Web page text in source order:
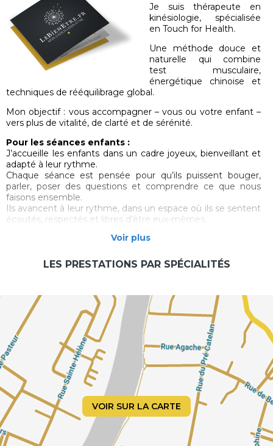
Je suis thérapeute en
kinésiologie, spécialisée
en Touch for Health.
Une méthode douce et
naturelle qui combine
test musculaire,
énergétique chinoise et
techniques de rééquilibrage global.
Mon objectif : vous accompagner – vous ou votre enfant –
vers plus de vitalité, de clarté et de sérénité.
Pour les séances enfants :
J’accueille les enfants dans un cadre joyeux, bienveillant et
adapté à leur rythme.
Chaque séance est pensée pour qu’ils puissent bouger,
parler, poser des questions et comprendre ce que nous
faisons ensemble.
Ils avancent à leur rythme, dans un espace où ils se sentent
écoutés, respectés et libres d’être eux-mêmes.
Pour les séances femmes :
- du stress ou une surcharge mentale
- des difficultés à traverser une période de changement
(burn-out, séparation, deuil…)
Vous avez du mal à avancer, à prendre une décision, à
retrouver votre énergie au quotidien ?
Le Touch for Health aide à relancer la circulation
énergétique, à lever les blocages inconscients, et à
retrouver un véritable souffle intérieur pour passer à l’action
— avec confiance et fluidité.
Voir plus
LES PRESTATIONS PAR SPÉCIALITÉS
VOIR SUR LA CARTE